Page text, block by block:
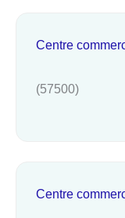
Centre
(57500)
Centre